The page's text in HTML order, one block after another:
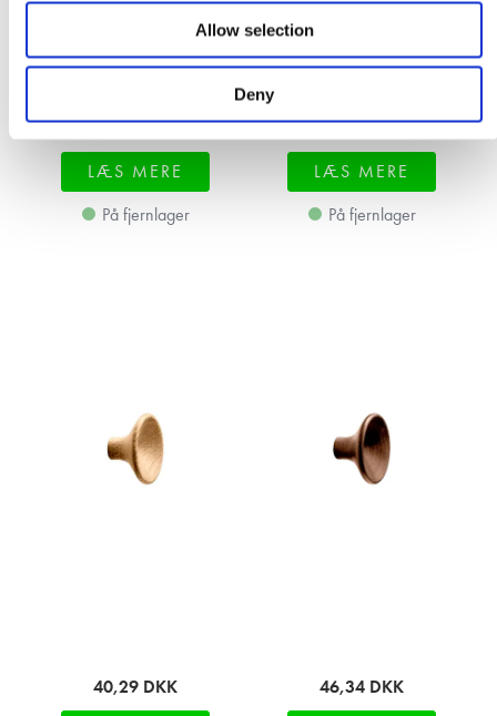
Allow selection
Deny
59,08DKK
LÆS MERE
På fjernlager
40,29DKK
LÆS MERE
På fjernlager
40,29 DKK
46,34 DKK